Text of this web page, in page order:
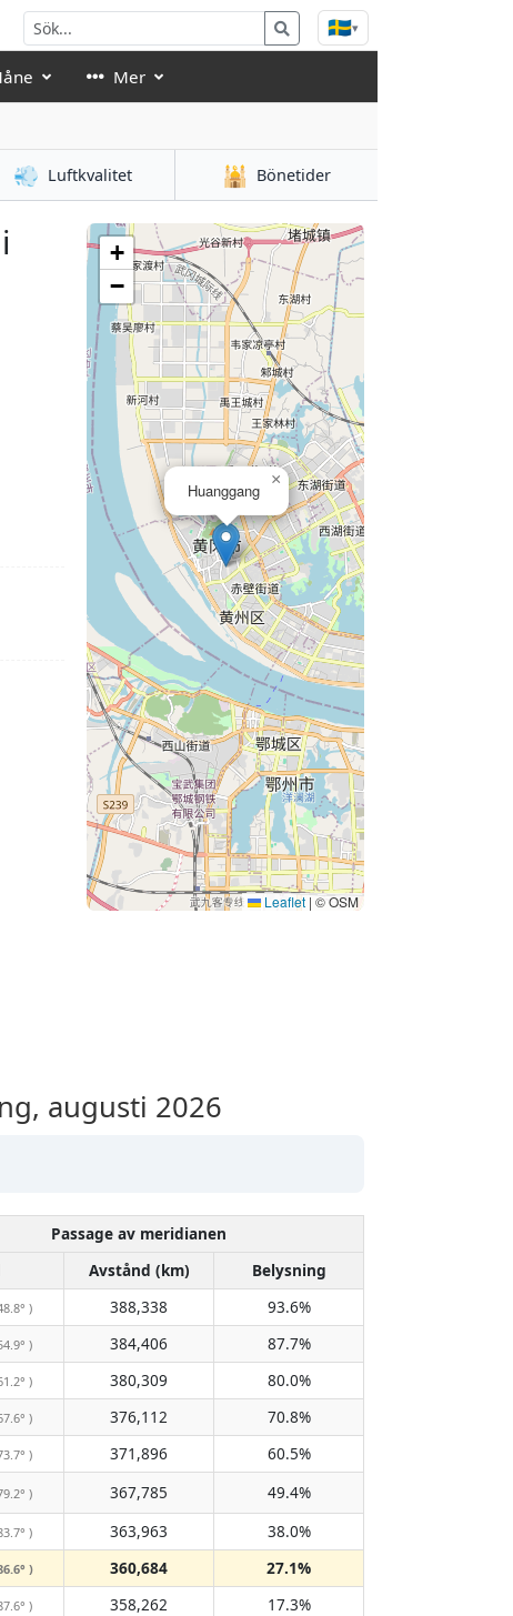
🇸🇪▾
Mer
💨 Luftkvalitet 🕌 Bönetider
Huanggang
×
+
−
Leaflet|© OSM
augusti 2026
Passage av meridianen
Avstånd (km)
Belysning
) 388,338
93.6%
) 384,406
87.7%
) 380,309
80.0%
) 376,112
70.8%
) 371,896
60.5%
) 367,785
49.4%
) 363,963
38.0%
) 360,684
27.1%
) 358,262
17.3%